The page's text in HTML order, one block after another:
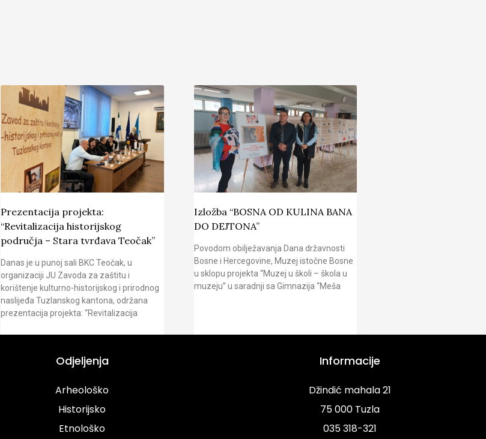
Prezentacija projekta:
“Revitalizacija historijskog
područja – Stara tvrđava Teočak”
Danas je u punoj sali BKC Teočak, u
organizaciji JU Zavoda za zaštitu i
korištenje kulturno-historijskog i prirodnog
naslijeđa Tuzlanskog kantona, održana
prezentacija projekta: “Revitalizacija
Izložba “BOSNA OD KULINA BANA
DO DEJTONA”
Povodom obilježavanja Dana državnosti
Bosne i Hercegovine, Muzej istočne Bosne
u sklopu projekta “Muzej u školi – škola u
muzeju” u saradnji sa Gimnazija “Meša
Odjeljenja
Arheološko
Historijsko
Etnološko
Informacije
Džindić mahala 21
75 000 Tuzla
035 318-321